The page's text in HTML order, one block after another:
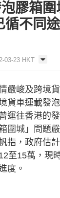
膠箱
循不同
03-23 HKT
嚴峻及跨境
貨車運載發
運往香港的
圍城」問題
指，政府估
至15萬，現
度。